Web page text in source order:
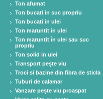
Ton afumat
Ton bucati in suc propriu
Ton bucati in ulei
Ton maruntit in ulei
Ton maruntit în ulei sau suc
propriu
Ton solid in ulei
Transport pește viu
Troci si bazine din fibra de sticla
Tuburi de calamar
Vanzare pește viu proaspat